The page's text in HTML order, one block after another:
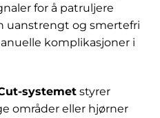
for å patruljere
uanstrengt og smertefri
komplikasjoner i
systemet styrer
områder eller hjørner